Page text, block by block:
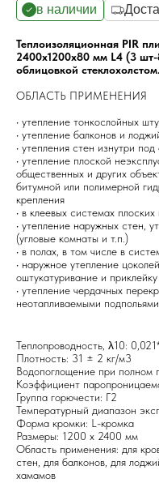
в наличии
Теплоизоляционная PIR
2400х1200х80 мм L4 (3
облицовкой стеклохолстом.
ОБЛАСТЬ ПРИМЕНЕНИЯ
• утепление тонкослойных
• утепление балконов и
• утепления стен изнутри
• утепление плоской
общественных и других
битумной или полимерной
крепления
• в клеевых системах
• утепление наружных стен,
(угловые комнаты и т.п.)
• в полах, в том числе в
• наружное утепление
оштукатуривание и
• утепление чердачных
неотапливаемыми
Теплопроводность, λ10:
Плотность: 31 ± 2 кг/м3
Водопоглощение при полном
Коэффициент
Группа горючести: Г2
Температурный диапазон
Форма кромки: L-кромка
Размеры: 1200 х 2400 мм
Область применения: для
стен, для балконов, для
хамамов